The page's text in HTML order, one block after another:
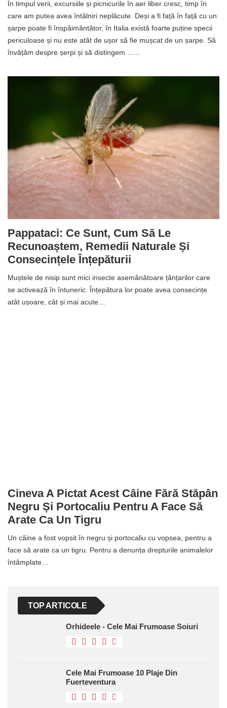
În timpul verii, excursiile și picnicurile în aer liber cresc, timp în
care am putea avea întâlniri neplăcute. Deși a fi față în față cu un
șarpe poate fi înspăimântător, în Italia există foarte puține specii
periculoase și nu este atât de ușor să fie mușcat de un șarpe. Să
învățăm despre șerpi și să distingem ...…
Pappataci: Ce Sunt, Cum Să Le
Recunoaștem, Remedii Naturale Și
Consecințele Înțepăturii
Muștele de nisip sunt mici insecte asemănătoare țânțarilor care
se activează în întuneric. Înțepătura lor poate avea consecințe
atât ușoare, cât și mai acute…
Cineva A Pictat Acest Câine Fără Stăpân
Negru Și Portocaliu Pentru A Face Să
Arate Ca Un Tigru
Un câine a fost vopsit în negru și portocaliu cu vopsea, pentru a
face să arate ca un tigru. Pentru a denunța drepturile animalelor
întâmplate…
TOP ARTICOLE
Orhideele - Cele Mai Frumoase Soiuri
Cele Mai Frumoase 10 Plaje Din
Fuerteventura